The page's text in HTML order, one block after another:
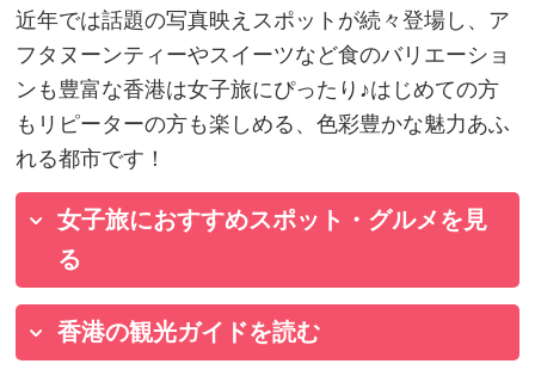
近年では話題の写真映えスポットが続々登場し、ア
フタヌーンティーやスイーツなど食のバリエーショ
ンも豊富な香港は女子旅にぴったり♪はじめての方
もリピーターの方も楽しめる、色彩豊かな魅力あふ
れる都市です！
女子旅におすすめスポット・グルメを見
る
香港の観光ガイドを読む